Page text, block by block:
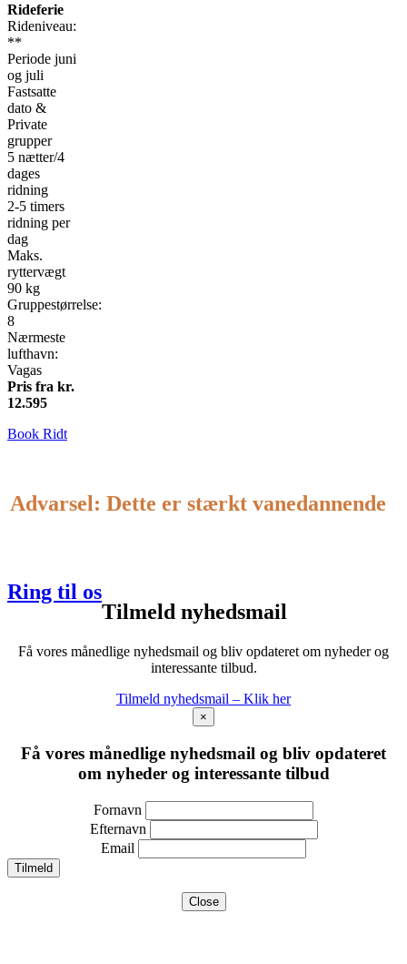
Rideferie
Rideniveau:
**
Periode juni
og juli
Fastsatte
dato &
Private
grupper
5 nætter/4
dages
ridning
2-5 timers
ridning per
dag
Maks.
ryttervægt
90 kg
Gruppestørrelse:
8
Nærmeste
lufthavn:
Vagas
Pris fra kr.
12.595
Book Ridt
Advarsel: Dette er stærkt vanedannende
Ring til os
Tilmeld nyhedsmail
Få vores månedlige nyhedsmail og bliv opdateret om nyheder og
interessante tilbud.
Tilmeld nyhedsmail – Klik her
×
Få vores månedlige nyhedsmail og bliv opdateret
om nyheder og interessante tilbud
Fornavn
Efternavn
Email
Close